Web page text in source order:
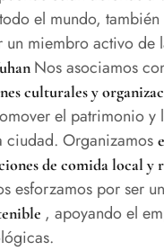
el mundo, también
un miembro activo de
Nos asociamos
culturales y
el patrimonio y
ciudad. Organizamos
de comida local y
esforzamos por ser un
, apoyando el